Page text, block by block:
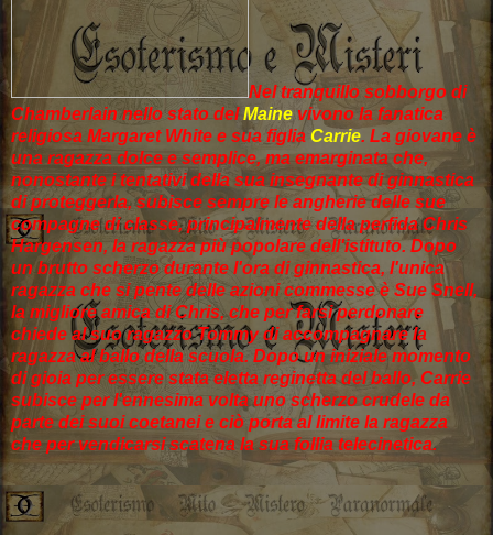
Nel tranquillo sobborgo di
Chamberlain nello stato delMaine vivono la fanatica
religiosa Margaret White e sua figlia Carrie. La giovane è
una ragazza dolce e semplice, ma emarginata che,
nonostante i tentativi della sua insegnante di ginnastica
di proteggerla, subisce sempre le angherie delle sue
compagne di classe, principalmente della perfida Chris
Hargensen, la ragazza più popolare dell'istituto. Dopo
un brutto scherzo durante l'ora di ginnastica, l'unica
ragazza che si pente delle azioni commesse è Sue Snell,
la migliore amica di Chris, che per farsi perdonare
chiede al suo ragazzo Tommy di accompagnare la
ragazza al ballo della scuola. Dopo un iniziale momento
di gioia per essere stata eletta reginetta del ballo, Carrie
subisce per l'ennesima volta uno scherzo crudele da
parte dei suoi coetanei e ciò porta al limite la ragazza
che per vendicarsi scatena la sua follia telecinetica.